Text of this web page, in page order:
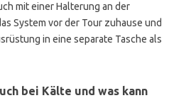
mit einer Halterung an der
System vor der Tour zuhause und
in eine separate Tasche als
bei Kälte und was kann